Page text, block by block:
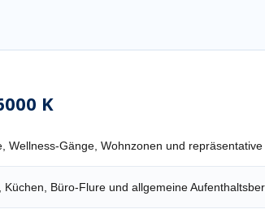
K
Wellness-Gänge, Wohnzonen und repräsentative
Büro-Flure und allgemeine